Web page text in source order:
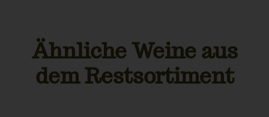
Trinktemperatur
0,75 L
Geschmack
trocken
Ähnliche Weine aus
dem Restsortiment